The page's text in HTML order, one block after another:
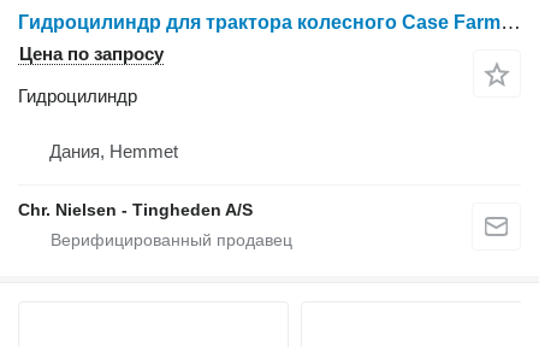
Гидроцилиндр для трактора колесного Case Farmall 95A
Цена по запросу
Гидроцилиндр
Дания, Hemmet
Chr. Nielsen - Tingheden A/S